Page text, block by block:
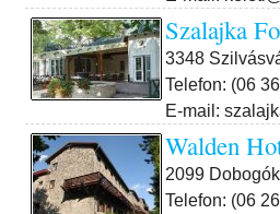
Szalajka
3348
Telefon: (06
E-mail:
Walden
2099
Telefon: (06